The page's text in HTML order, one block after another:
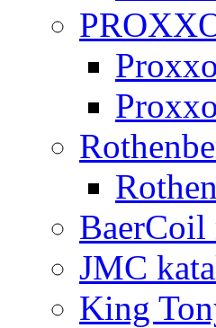
BaerCoil
JMC
King